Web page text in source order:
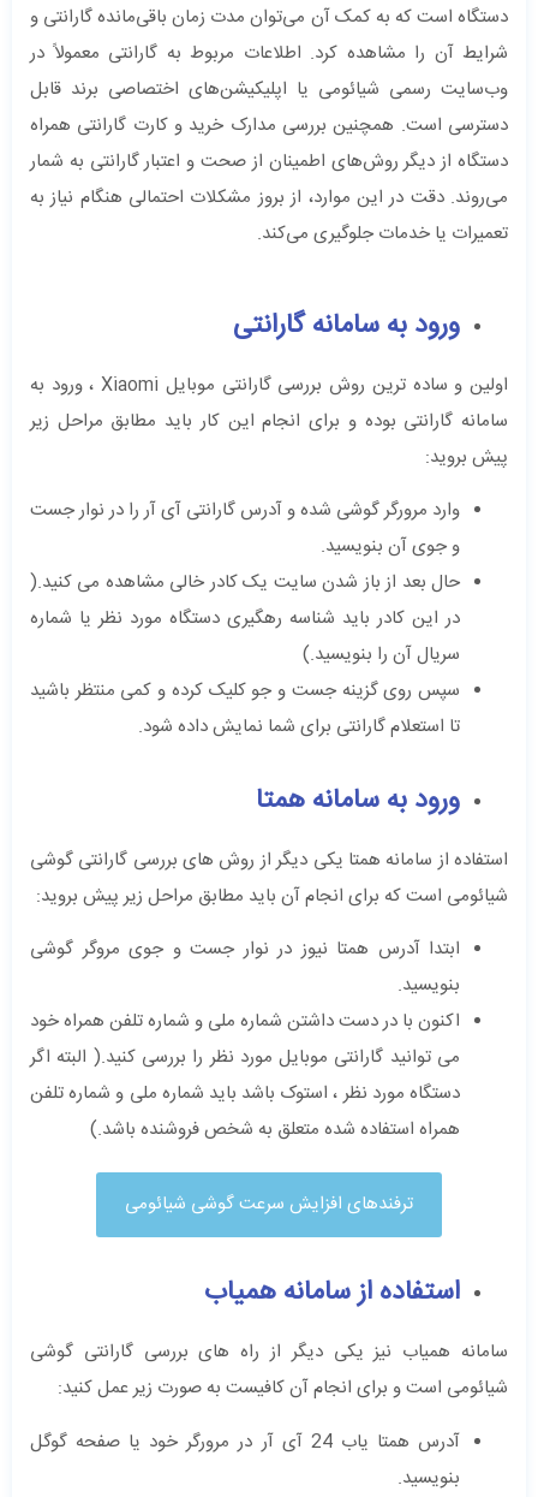
دستگاه است که به کمک آن می‌توان مدت زمان باقی‌مانده گارانتی و
شرایط آن را مشاهده کرد. اطلاعات مربوط به گارانتی معمولاً در
وب‌سایت رسمی شیائومی یا اپلیکیشن‌های اختصاصی برند قابل
دسترسی است. همچنین بررسی مدارک خرید و کارت گارانتی همراه
دستگاه از دیگر روش‌های اطمینان از صحت و اعتبار گارانتی به شمار
می‌روند. دقت در این موارد، از بروز مشکلات احتمالی هنگام نیاز به
تعمیرات یا خدمات جلوگیری می‌کند.
ورود به سامانه گارانتی
اولین و ساده ترین روش بررسی گارانتی موبایل Xiaomi ، ورود به
سامانه گارانتی بوده و برای انجام این کار باید مطابق مراحل زیر
پیش بروید:
وارد مرورگر گوشی شده و آدرس گارانتی آی آر را در نوار جست
و جوی آن بنویسید.
حال بعد از باز شدن سایت یک کادر خالی مشاهده می کنید.(
در این کادر باید شناسه رهگیری دستگاه مورد نظر یا شماره
سریال آن را بنویسید.)
سپس روی گزینه جست و جو کلیک کرده و کمی منتظر باشید
تا استعلام گارانتی برای شما نمایش داده شود.
ورود به سامانه همتا
استفاده از سامانه همتا یکی دیگر از روش های بررسی گارانتی گوشی
شیائومی است که برای انجام آن باید مطابق مراحل زیر پیش بروید:
ابتدا آدرس همتا نیوز در نوار جست و جوی مروگر گوشی
بنویسید.
اکنون با در دست داشتن شماره ملی و شماره تلفن همراه خود
می توانید گارانتی موبایل مورد نظر را بررسی کنید.( البته اگر
دستگاه مورد نظر ، استوک باشد باید شماره ملی و شماره تلفن
همراه استفاده شده متعلق به شخص فروشنده باشد.)
ترفندهای افزایش سرعت گوشی شیائومی
استفاده از سامانه همیاب
سامانه همیاب نیز یکی دیگر از راه های بررسی گارانتی گوشی
شیائومی است و برای انجام آن کافیست به صورت زیر عمل کنید:
آدرس همتا یاب 24 آی آر در مرورگر خود یا صفحه گوگل
بنویسید.